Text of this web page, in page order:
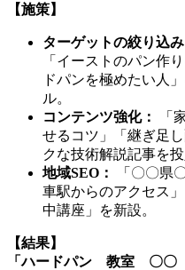
【施策】
ターゲットの絞り込み
「イーストのパン作
ドパンを極めたい人
ル。
コンテンツ強化：
「
せるコツ」「継ぎ足
クな技術解説記事を投
地域SEO：
「〇〇県
車駅からのアクセス
中講座」を新設。
【結果】
「ハードパン 教室 〇〇